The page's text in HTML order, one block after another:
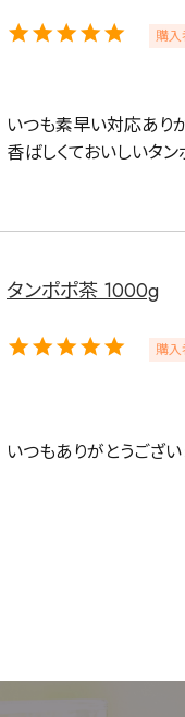
購入
いつも素早い対応あり
香ばしくておいしいタン
タンポポ茶 1000g
購入
いつもありがとうござい